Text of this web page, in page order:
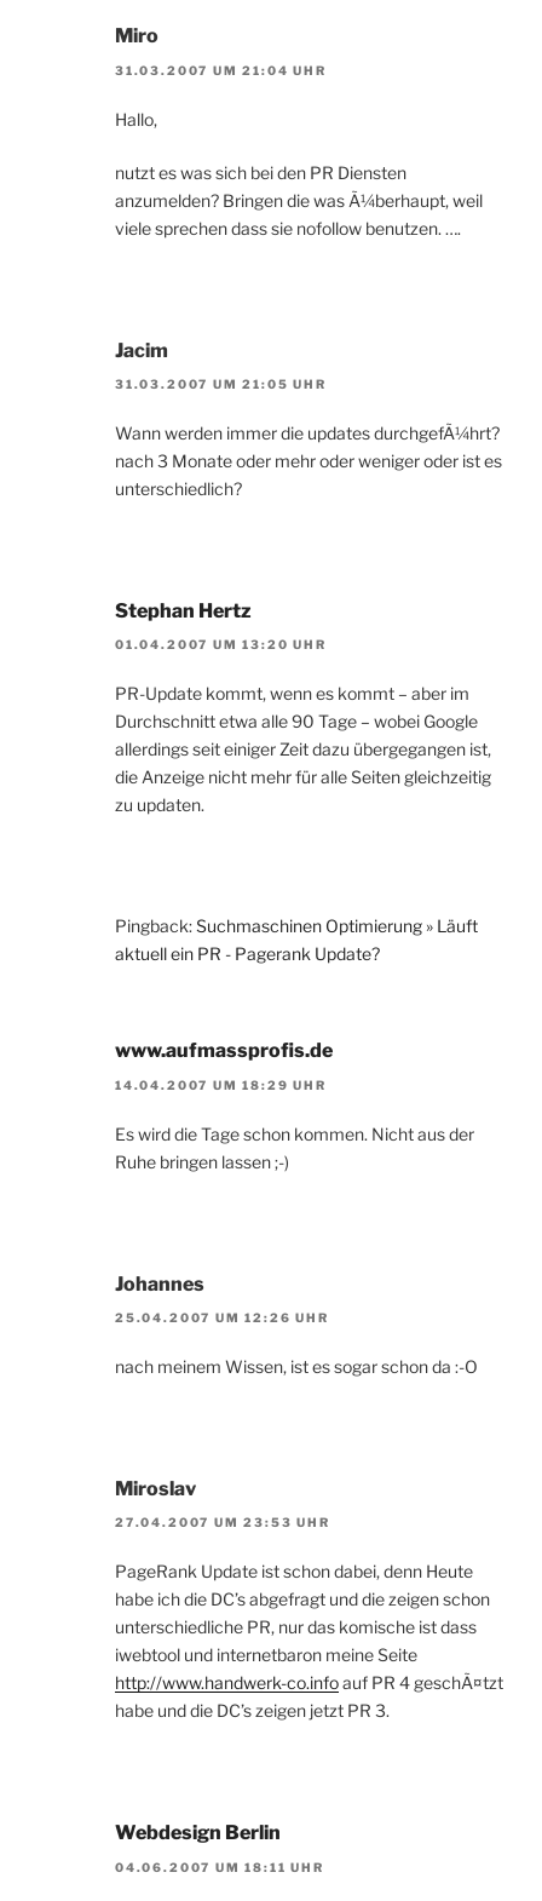
Miro
31.03.2007 UM 21:04 UHR
Hallo,
nutzt es was sich bei den PR Diensten
anzumelden? Bringen die was Ã¼berhaupt, weil
viele sprechen dass sie nofollow benutzen. ….
Jacim
31.03.2007 UM 21:05 UHR
Wann werden immer die updates durchgefÃ¼hrt?
nach 3 Monate oder mehr oder weniger oder ist es
unterschiedlich?
Stephan Hertz
01.04.2007 UM 13:20 UHR
PR-Update kommt, wenn es kommt – aber im
Durchschnitt etwa alle 90 Tage – wobei Google
allerdings seit einiger Zeit dazu übergegangen ist,
die Anzeige nicht mehr für alle Seiten gleichzeitig
zu updaten.
Pingback:Suchmaschinen Optimierung » Läuft
aktuell ein PR - Pagerank Update?
www.aufmassprofis.de
14.04.2007 UM 18:29 UHR
Es wird die Tage schon kommen. Nicht aus der
Ruhe bringen lassen ;-)
Johannes
25.04.2007 UM 12:26 UHR
nach meinem Wissen, ist es sogar schon da :-O
Miroslav
27.04.2007 UM 23:53 UHR
PageRank Update ist schon dabei, denn Heute
habe ich die DC’s abgefragt und die zeigen schon
unterschiedliche PR, nur das komische ist dass
iwebtool und internetbaron meine Seite
http://www.handwerk-co.infoauf PR 4 geschÃ¤tzt
habe und die DC’s zeigen jetzt PR 3.
Webdesign Berlin
04.06.2007 UM 18:11 UHR